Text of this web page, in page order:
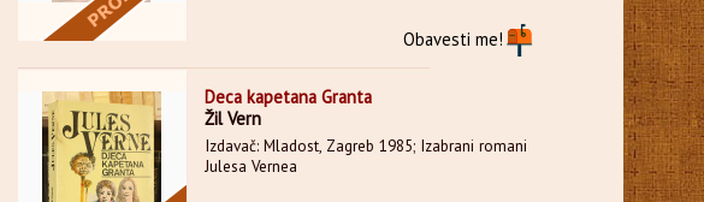
Obavesti me!
Deca kapetana Granta
Žil Vern
Izdavač: Mladost, Zagreb 1985; Izabrani romani
Julesa Vernea